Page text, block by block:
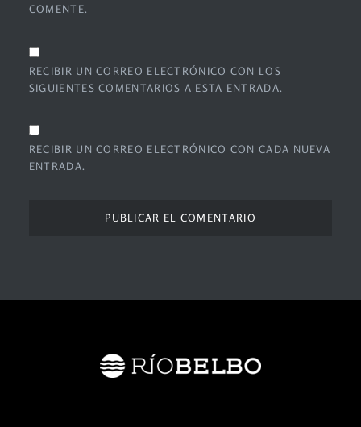
COMENTE.
RECIBIR UN CORREO ELECTRÓNICO CON LOS
SIGUIENTES COMENTARIOS A ESTA ENTRADA.
RECIBIR UN CORREO ELECTRÓNICO CON CADA NUEVA
ENTRADA.